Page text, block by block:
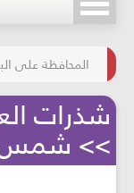
مسابقة الركب
المحافظة على
شذرات
>> شمس